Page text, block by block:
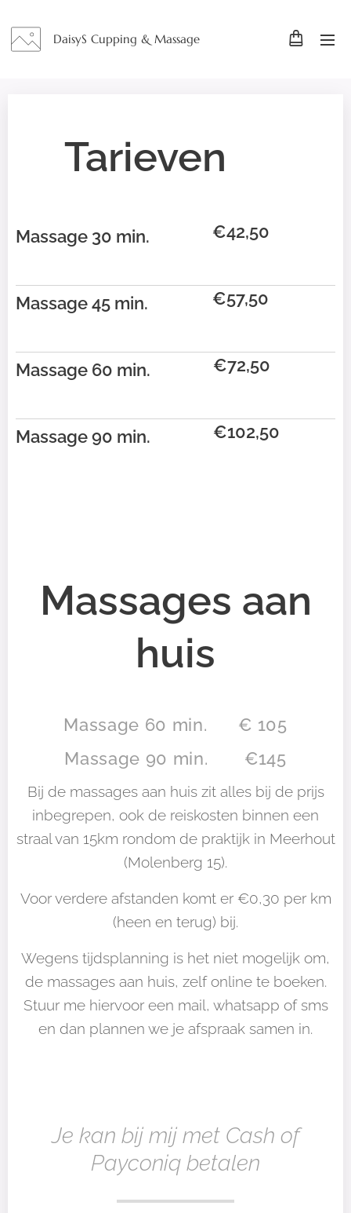
DaisyS Cupping & Massage
Tarieven
Massage 30 min. €42,50
Massage 45 min. €57,50
Massage 60 min. €72,50
Massage 90 min. €102,50
Massages aan
huis
Massage 60 min. € 105
Massage 90 min. €145
Bij de massages aan huis zit alles bij de prijs
inbegrepen, ook de reiskosten binnen een
straal van 15km rondom de praktijk in Meerhout
(Molenberg 15).
Voor verdere afstanden komt er €0,30 per km
(heen en terug) bij.
Wegens tijdsplanning is het niet mogelijk om,
de massages aan huis, zelf online te boeken.
Stuur me hiervoor een mail, whatsapp of sms
en dan plannen we je afspraak samen in.
Je kan bij mij met Cash of
Payconiq betalen